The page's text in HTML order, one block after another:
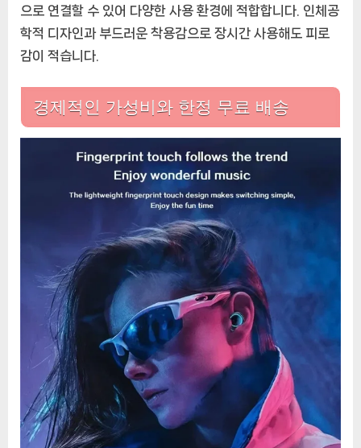
으로 연결할 수 있어 다양한 사용 환경에 적합합니다. 인체공
학적 디자인과 부드러운 착용감으로 장시간 사용해도 피로
감이 적습니다.
경제적인 가성비와 한정 무료 배송